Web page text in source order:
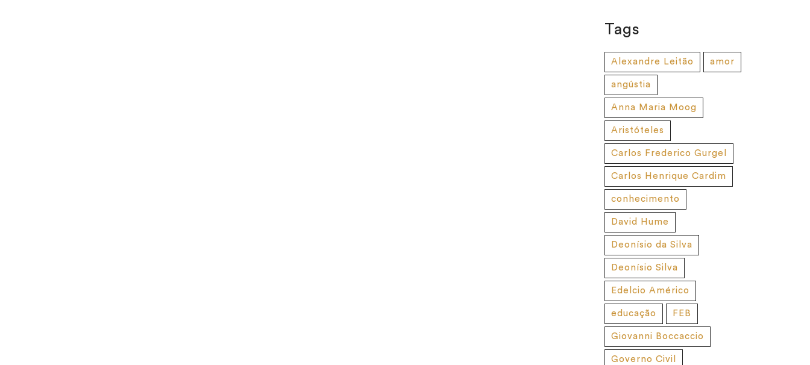
Tags
Alexandre Leitão amor
angústia
Anna Maria Moog
Aristóteles
Carlos Frederico Gurgel
Carlos Henrique Cardim
conhecimento
David Hume
Deonísio da Silva
Deonísio Silva
Edelcio Américo
educação FEB
Giovanni Boccaccio
Governo Civil